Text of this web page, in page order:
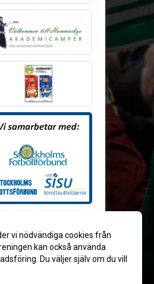
vi nödvändiga cookies från
kan också använda
Du väljer själv om du vill